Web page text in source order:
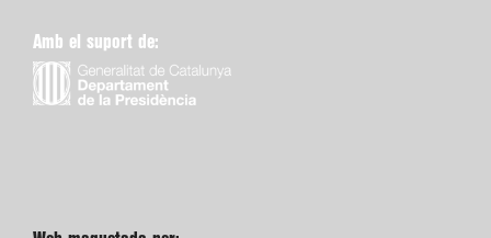
Amb el suport de: